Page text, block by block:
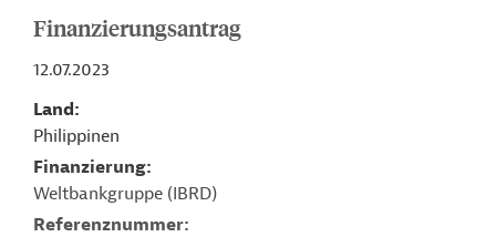
Finanzierungsantrag
12.07.2023
Land
Philippinen
Finanzierung
Weltbankgruppe (IBRD)
Referenznummer